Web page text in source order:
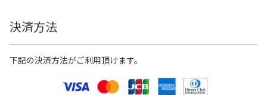
決済方法
下記の決済方法がご利用頂けます。